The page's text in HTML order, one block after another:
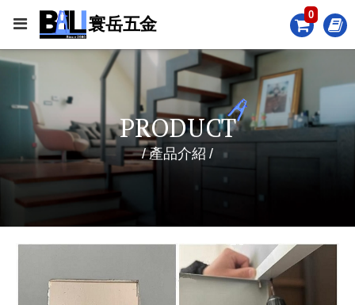
0
PRODUCT
產品介紹